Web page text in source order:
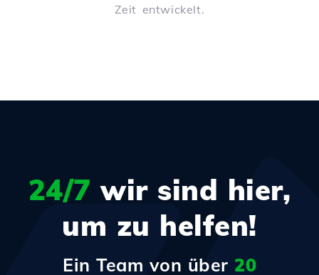
Zeit entwickelt.
24/7 wir sind hier,
um zu helfen!
Ein Team von über 20